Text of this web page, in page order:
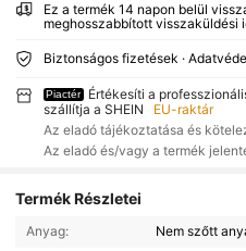
Ez a termék 14 napon belül
meghosszabbított visszaküldési
Biztonságos fizetések ·
Piactér
Értékesíti a
szállítja a SHEIN
EU-raktár
Az eladó tájékoztatása és
Az eladó és/vagy a termék
Termék Részletei
Anyag: Nem szőtt